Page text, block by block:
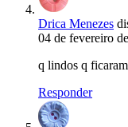
Drica Menezes
04 de fevereiro
q lindos q
Responder